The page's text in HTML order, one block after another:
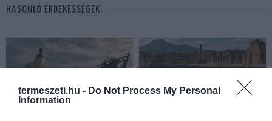
termeszeti.hu - Do Not Process My Personal
Information
HASONLÓ ÉRDEKESSÉGEK